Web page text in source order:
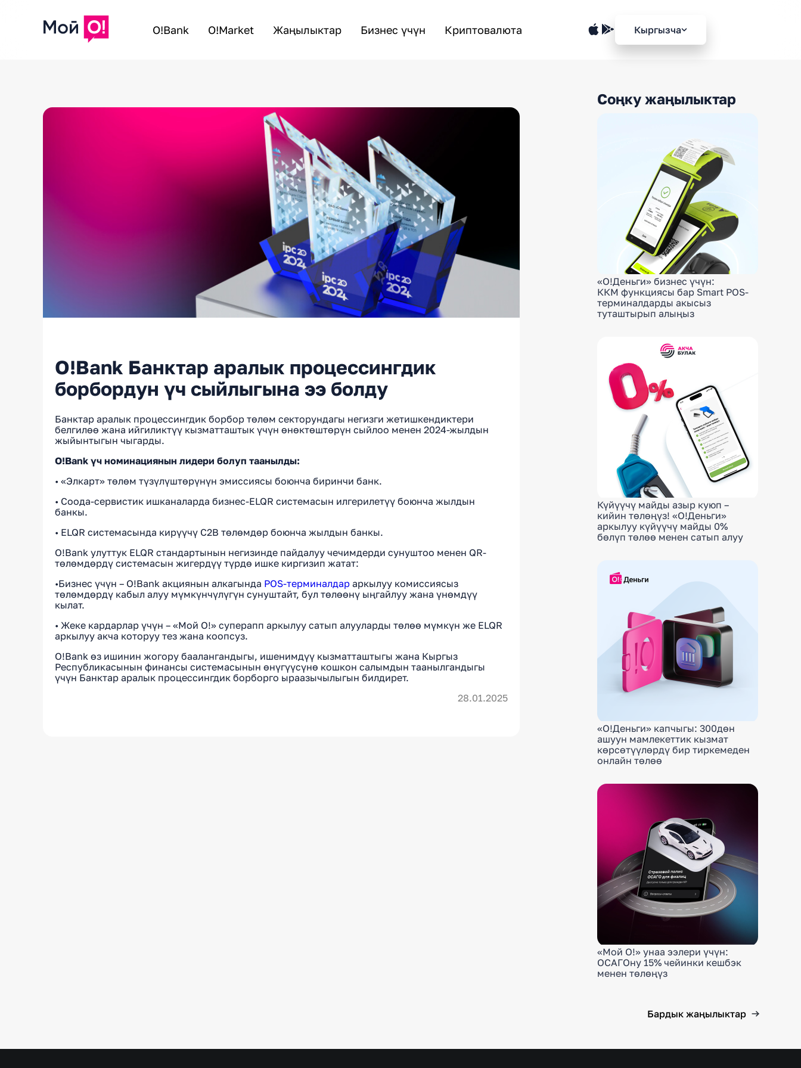
O!Bank O!Market Жаңылыктар Бизнес үчүн Криптовалюта Кыргызча
O!Bank Банктар аралык процессингдик
борбордун үч сыйлыгына ээ болду
Банктар аралык процессингдик борбор төлөм секторундагы негизги жетишкендиктери
белгилөө жана ийгиликтүү кызматташтык үчүн өнөктөштөрүн сыйлоо менен 2024-жылдын
жыйынтыгын чыгарды.
O!Bank үч номинациянын лидери болуп таанылды:
• «Элкарт» төлөм түзүлүштөрүнүн эмиссиясы боюнча биринчи банк.
• Соода-сервистик ишканаларда бизнес-ELQR системасын илгерилетүү боюнча жылдын
банкы.
• ELQR системасында кирүүчү C2B төлөмдөр боюнча жылдын банкы.
O!Bank улуттук ELQR стандартынын негизинде пайдалуу чечимдерди сунуштоо менен QR-
төлөмдөрдү системасын жигердүү түрдө ишке киргизип жатат:
•Бизнес үчүн – O!Bank акциянын алкагында POS-терминалдар аркылуу комиссиясыз
төлөмдөрдү кабыл алуу мүмкүнчүлүгүн сунуштайт, бул төлөөнү ыңгайлуу жана үнөмдүү
кылат.
• Жеке кардарлар үчүн – «Мой О!» суперапп аркылуу сатып алууларды төлөө мүмкүн же ELQR
аркылуу акча которуу тез жана коопсуз.
O!Bank өз ишинин жогору баалангандыгы, ишенимдүү кызматташтыгы жана Кыргыз
Республикасынын финансы системасынын өнүгүүсүнө кошкон салымдын таанылгандыгы
үчүн Банктар аралык процессингдик борборго ыраазычылыгын билдирет.
28.01.2025
Соңку жаңылыктар
«О!Деньги» бизнес үчүн:
ККМ функциясы бар Smart POS-
терминалдарды акысыз
туташтырып алыңыз
Күйүүчү майды азыр куюп –
кийин төлөңүз! «О!Деньги»
аркылуу күйүүчү майды 0%
бөлүп төлөө менен сатып алуу
«О!Деньги» капчыгы: 300дөн
ашуун мамлекеттик кызмат
көрсөтүүлөрдү бир тиркемеден
онлайн төлөө
«Мой О!» унаа ээлери үчүн:
ОСАГОну 15% чейинки кешбэк
менен төлөңүз
Бардык жаңылыктар